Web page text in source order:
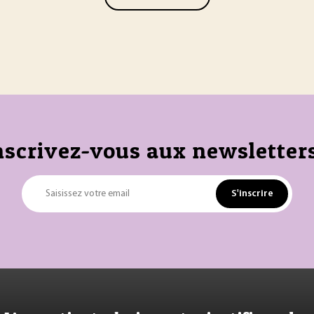
vous aux
Saisissez votre email S'inscrire